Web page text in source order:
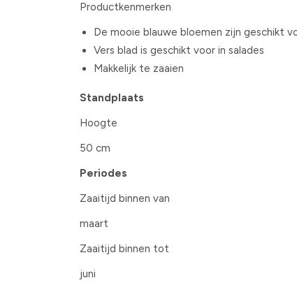
Productkenmerken
De mooie blauwe bloemen zijn geschikt
Vers blad is geschikt voor in salades
Makkelijk te zaaien
Standplaats
Hoogte
50 cm
Periodes
Zaaitijd binnen van
maart
Zaaitijd binnen tot
juni